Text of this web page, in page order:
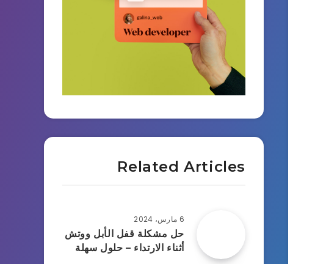
Related Articles
6 مارس، 2024
حل مشكلة قفل الأبل ووتش
أثناء الارتداء – حلول سهلة